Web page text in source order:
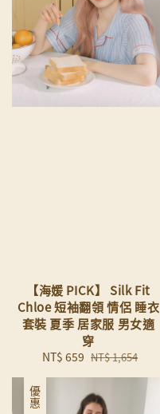
【海媛 PICK】 Silk Fit
Chloe 短袖翻領 情侶 睡衣
套裝 夏季 居家服 男女適
穿
Sale
price
NT$ 659 Regular
price
NT$ 1,654
優惠